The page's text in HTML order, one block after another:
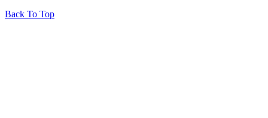
Back To Top